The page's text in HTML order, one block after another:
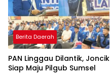
Berita Daerah
PAN Linggau Dilantik, Joncik
Siap Maju Pilgub Sumsel